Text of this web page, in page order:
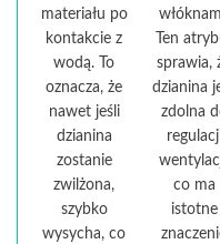
materiału po
kontakcie z
wodą. To
oznacza, że
nawet jeśli
dzianina
zostanie
zwilżona,
szybko
wysycha, co
Ten
sprawia,
dzianina
zdolna
co ma
istotne